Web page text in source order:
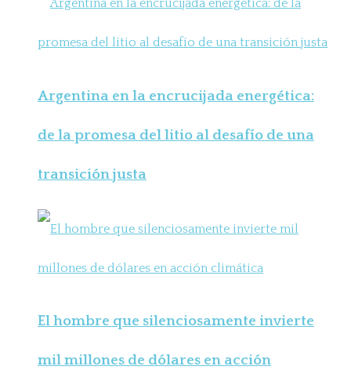
Argentina en la encrucijada energética:
de la promesa del litio al desafío de una
transición justa
El hombre que silenciosamente invierte
mil millones de dólares en acción